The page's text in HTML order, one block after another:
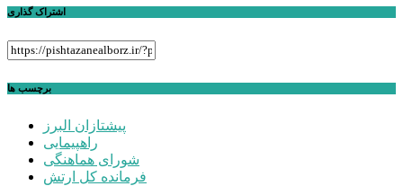
اشتراک گذاری
برچسب ها
پیشتازان البرز
راهپیمایی
شورای هماهنگی
فرمانده کل ارتش